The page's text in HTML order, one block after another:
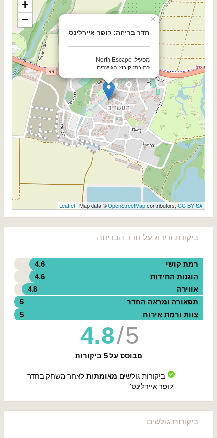
חדר בריחה: קופר איירלינס
מפעיל: North Escape
כתובת: קיבוץ הגושרים
×
+
−
Leaflet | Map data ©OpenStreetMapcontributors,CC-BY-SA
ביקורת ודירוג על חדר הבריחה
4.8/ 5
מבוסס על 5 ביקורות
ביקורות גולשים מאומתות לאחר משחק בחדר
'קופר איירלינס'
רמת קושי
4.6
הוגנות החידות
4.6
אווירה
4.8
תפאורה ומראה החדר
5
צוות ורמת אירוח
5
ביקורות גולשים